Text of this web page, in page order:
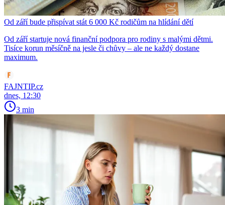
Od září bude přispívat stát 6 000 Kč rodičům na hlídání dětí
Od září startuje nová finanční podpora pro rodiny s malými dětmi.
Tisíce korun měsíčně na jesle či chůvy – ale ne každý dostane
maximum.
FAJNTIP.cz
dnes, 12:30
3 min